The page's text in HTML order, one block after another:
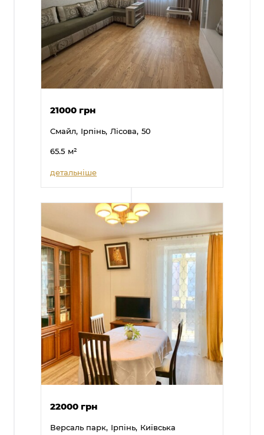
21000 грн
Смайл, Ірпінь, Лісова, 50
65.5 м²
детальніше
22000 грн
Версаль парк, Ірпінь, Київська